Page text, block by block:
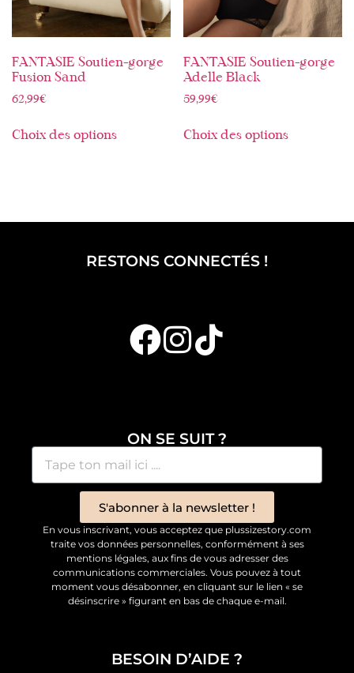
FANTASIE Soutien-gorge
Fusion Sand
62,99€
Choix des options
FANTASIE Soutien-gorge
Adelle Black
59,99€
Choix des options
RESTONS CONNECTÉS !
ON SE SUIT ?
S'abonner à la newsletter !
En vous inscrivant, vous acceptez que plussizestory.com
traite vos données personnelles, conformément à ses
mentions légales, aux fins de vous adresser des
communications commerciales. Vous pouvez à tout
moment vous désabonner, en cliquant sur le lien « se
désinscrire » figurant en bas de chaque e-mail.
BESOIN D’AIDE ?